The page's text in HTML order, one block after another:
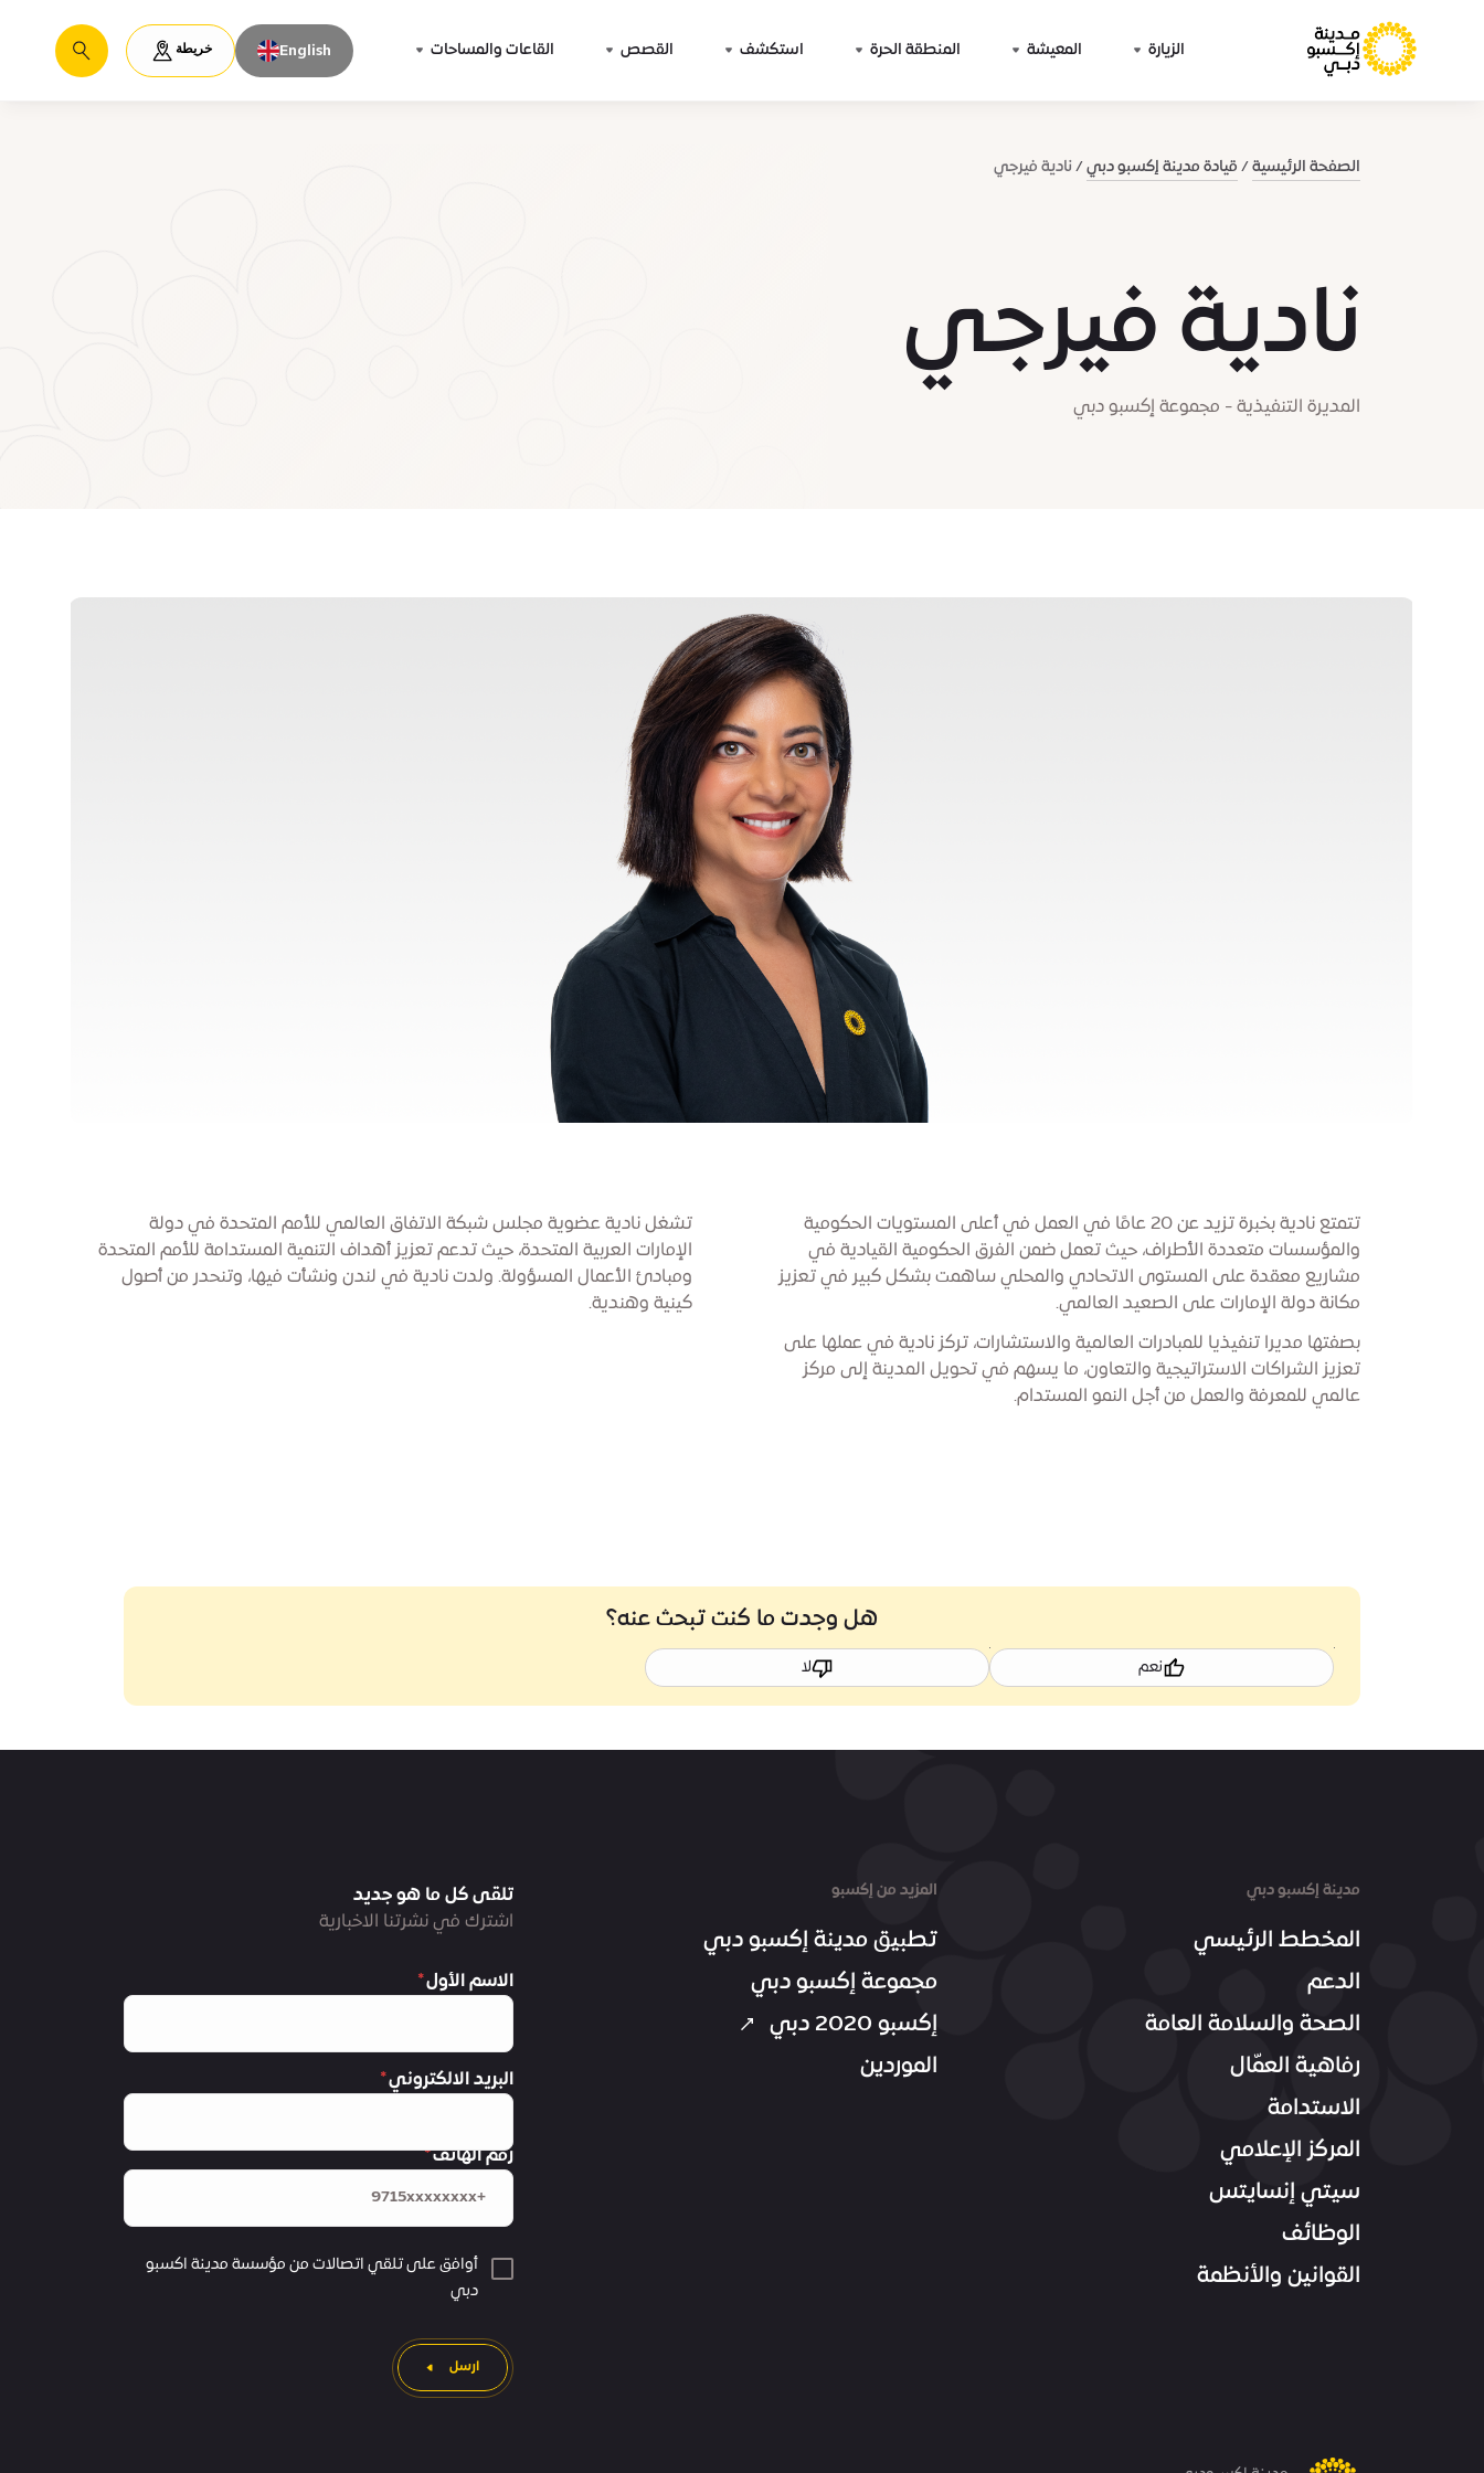
الزيارة المعيشة المنطقة الحرة استكشف القصص القاعات والمساحات English خريطة
يبحث
الصفحة الرئيسية قيادة مدينة إكسبو دبي نادية فيرجي
نادية فيرجي
المديرة التنفيذية - مجموعة إكسبو دبي
تتمتع نادية بخبرة تزيد عن 20 عامًا في العمل في أعلى المستويات الحكومية
والمؤسسات متعددة الأطراف، حيث تعمل ضمن الفرق الحكومية القيادية في
مشاريع معقدة على المستوى الاتحادي والمحلي ساهمت بشكل كبير في تعزيز
مكانة دولة الإمارات على الصعيد العالمي.
بصفتها مديرا تنفيذيا للمبادرات العالمية والاستشارات، تركز نادية في عملها على
تعزيز الشراكات الاستراتيجية والتعاون، ما يسهم في تحويل المدينة إلى مركز
عالمي للمعرفة والعمل من أجل النمو المستدام.
تشغل نادية عضوية مجلس شبكة الاتفاق العالمي للأمم المتحدة في دولة
الإمارات العربية المتحدة، حيث تدعم تعزيز أهداف التنمية المستدامة للأمم المتحدة
ومبادئ الأعمال المسؤولة. ولدت نادية في لندن ونشأت فيها، وتنحدر من أصول
كينية وهندية.
هل وجدت ما كنت تبحث عنه؟
نعم لا
مدينة إكسبو دبي
المخطط الرئيسي
الدعم
الصحة والسلامة العامة
رفاهية العمّال
الاستدامة
المركز الإعلامي
سيتي إنسايتس
الوظائف
القوانين والأنظمة
المزيد من إكسبو
تطبيق مدينة إكسبو دبي
مجموعة إكسبو دبي
إكسبو 2020 دبي
الموردين
تلقى كل ما هو جديد
اشترك في نشرتنا الاخبارية
الاسم الأول
البريد الالكتروني
رقم الهاتف
أوافق على تلقي اتصالات من مؤسسة مدينة اكسبو
دبي
ارسل